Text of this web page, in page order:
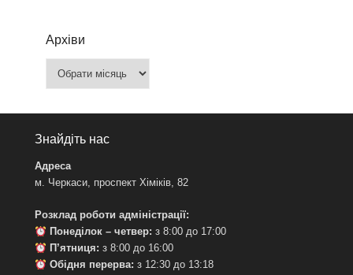
Архіви
Знайдіть нас
Адреса
м. Черкаси, проспект Хіміків, 82
Розклад роботи адміністрації:
Понеділок – четвер: з 8:00 до 17:00
П’ятниця: з 8:00 до 16:00
Обідня перерва: з 12:30 до 13:18